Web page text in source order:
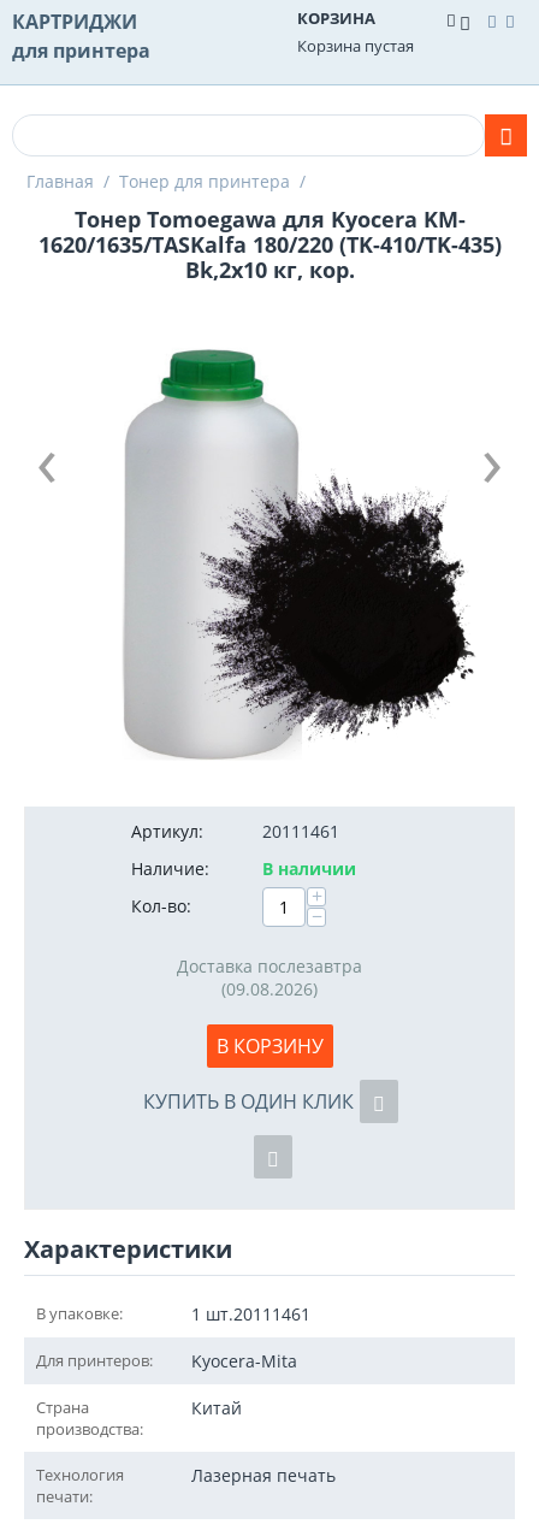
КАРТРИДЖИ
для принтера
КОРЗИНА
Корзина пустая
Главная / Тонер для принтера /
Тонер Tomoegawa для Kyocera KM-
1620/1635/TASKalfa 180/220 (TK-410/TK-435)
Bk,2x10 кг, кор.
5 900руб.
Артикул:
20111461
Наличие:
В наличии
Кол-во:
+
−
Доставка послезавтра
(09.08.2026)
В КОРЗИНУ
КУПИТЬ В ОДИН КЛИК
Характеристики
В упаковке: 1 шт.20111461
Для принтеров: Kyocera-Mita
Страна
производства:
Китай
Технология
печати:
Лазерная печать